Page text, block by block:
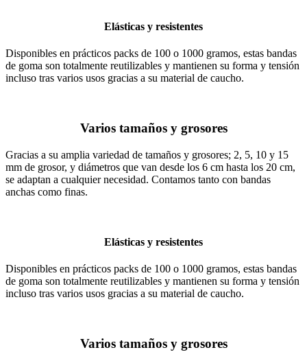
Elásticas y resistentes
Disponibles en prácticos packs de 100 o 1000 gramos, estas bandas
de goma son totalmente reutilizables y mantienen su forma y tensión
incluso tras varios usos gracias a su material de caucho.
Varios tamaños y grosores
Gracias a su amplia variedad de tamaños y grosores; 2, 5, 10 y 15
mm de grosor, y diámetros que van desde los 6 cm hasta los 20 cm,
se adaptan a cualquier necesidad. Contamos tanto con bandas
anchas como finas.
Elásticas y resistentes
Disponibles en prácticos packs de 100 o 1000 gramos, estas bandas
de goma son totalmente reutilizables y mantienen su forma y tensión
incluso tras varios usos gracias a su material de caucho.
Varios tamaños y grosores